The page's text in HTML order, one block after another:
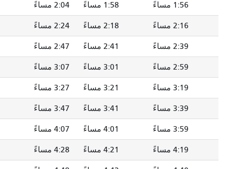
1:58 مساءً 2:04 مساءً 2:07 مساءً
2:18 مساءً 2:24 مساءً 2:27 مساءً
2:41 مساءً 2:47 مساءً 2:50 مساءً
3:01 مساءً 3:07 مساءً 3:10 مساءً
3:21 مساءً 3:27 مساءً 3:31 مساءً
3:41 مساءً 3:47 مساءً 3:51 مساءً
4:01 مساءً 4:07 مساءً 4:11 مساءً
4:21 مساءً 4:28 مساءً 4:32 مساءً